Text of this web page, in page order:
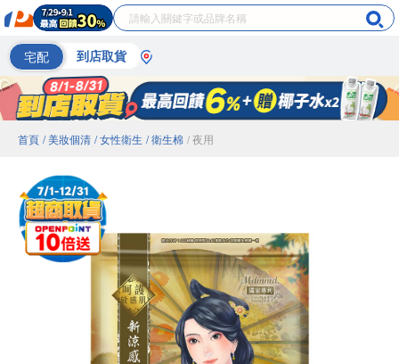
宅配 到店取貨
首頁 / 美妝個清 / 女性衛生 / 衛生棉 / 夜用